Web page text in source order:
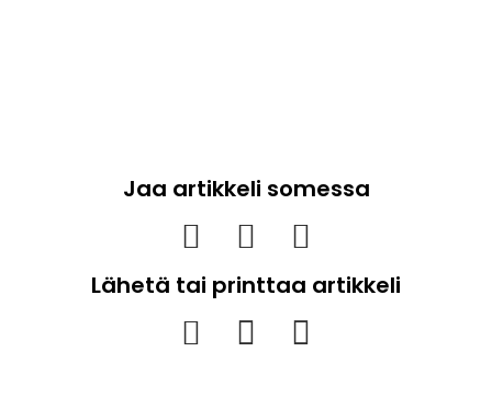
Jaa artikkeli somessa
Lähetä tai printtaa artikkeli